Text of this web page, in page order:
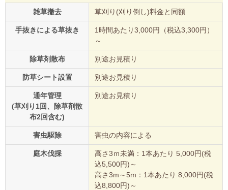
雑草撤去 草刈り(刈り倒し)料金と同額
手抜きによる草抜き
1時間あたり3,000円（税込3,300円）
～
除草剤散布 別途お見積り
防草シート設置 別途お見積り
通年管理
(草刈り1回、除草剤散
布2回含む)
別途お見積り
害虫駆除 害虫の内容による
庭木伐採
高さ3ｍ未満：1本あたり 5,000円(税
込5,500円)～
高さ3m～5m：1本あたり 8,000円(税
込8,800円)～